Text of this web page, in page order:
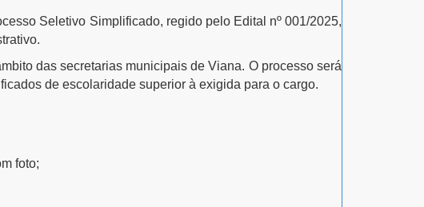
Seletivo Simplificado, regido pelo Edital nº 001/2025,
.
das secretarias municipais de Viana. O processo será
de escolaridade superior à exigida para o cargo.
foto;